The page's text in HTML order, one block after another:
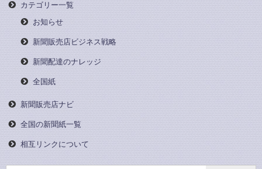
カテゴリー一覧
お知らせ
新聞販売店ビジネス戦略
新聞配達のナレッジ
全国紙
新聞販売店ナビ
全国の新聞紙一覧
相互リンクについて